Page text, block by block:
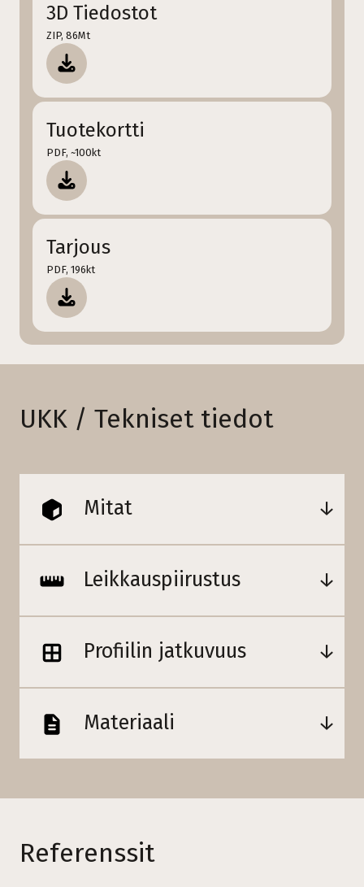
3D Tiedostot
ZIP, 86Mt
Tuotekortti
PDF, ~100kt
Tarjous
PDF, 196kt
UKK / Tekniset tiedot
Mitat
Leikkauspiirustus
Profiilin jatkuvuus
Materiaali
Referenssit